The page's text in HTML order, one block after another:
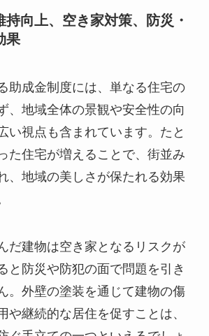
向上、空き家対策、防災・
果
助成金制度には、単なる住宅の
、地域全体の景観や安全性の向
い視点も含まれています。たと
た住宅が増えることで、街並み
、地域の美しさが保たれる効果
だ建物は空き家となるリスクが
と防災や防犯の面で問題を引き
。外壁の塗装を通じて建物の傷
や継続的な居住を促すことは、